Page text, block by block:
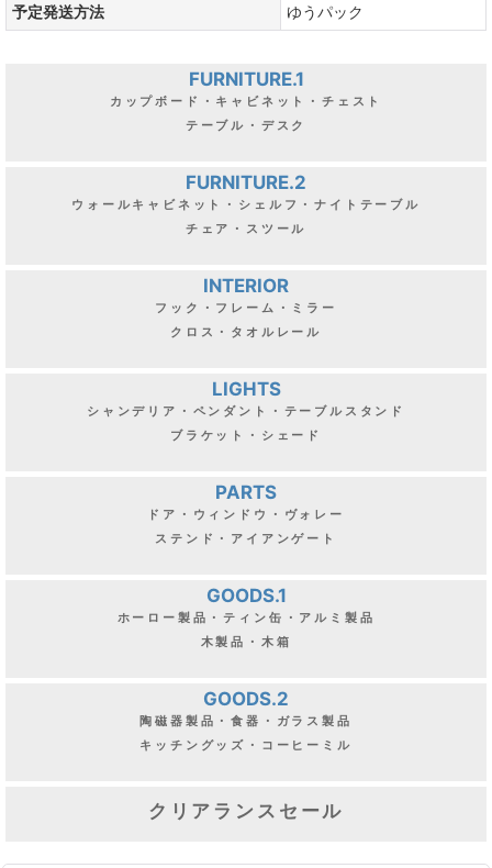
予定発送方法
ゆうパック
FURNITURE.1
カップボード・キャビネット・チェスト
テーブル・デスク
FURNITURE.2
ウォールキャビネット・シェルフ・ナイトテーブル
チェア・スツール
INTERIOR
フック・フレーム・ミラー
クロス・タオルレール
LIGHTS
シャンデリア・ペンダント・テーブルスタンド
ブラケット・シェード
PARTS
ドア・ウィンドウ・ヴォレー
ステンド・アイアンゲート
GOODS.1
ホーロー製品・ティン缶・アルミ製品
木製品・木箱
GOODS.2
陶磁器製品・食器・ガラス製品
キッチングッズ・コーヒーミル
クリアランスセール